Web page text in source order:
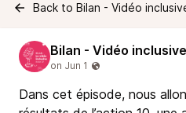
Back to Bilan - Vidéo
Dans cet épisode, nous